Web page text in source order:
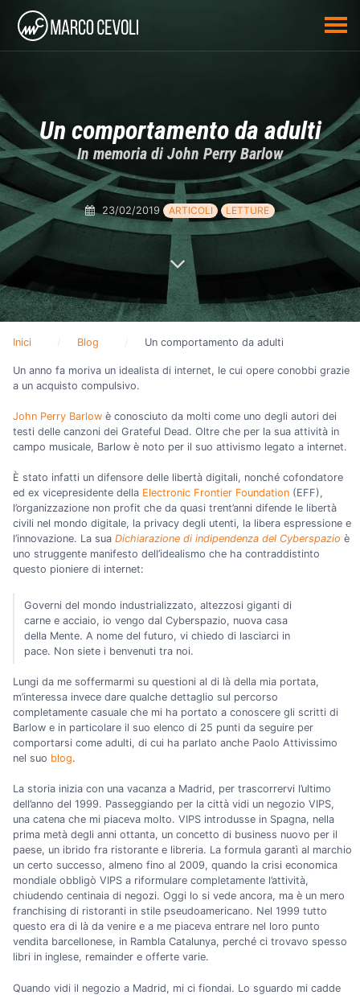
Un comportamento da adulti
In memoria di John Perry Barlow
23/02/2019 ARTICOLI LETTURE
Inici Blog Un comportamento da adulti
Un anno fa moriva un idealista di internet, le cui opere conobbi grazie
a un acquisto compulsivo.
John Perry Barlow è conosciuto da molti come uno degli autori dei
testi delle canzoni dei Grateful Dead. Oltre che per la sua attività in
campo musicale, Barlow è noto per il suo attivismo legato a internet.
È stato infatti un difensore delle libertà digitali, nonché cofondatore
ed ex vicepresidente della Electronic Frontier Foundation (EFF),
l’organizzazione non profit che da quasi trent’anni difende le libertà
civili nel mondo digitale, la privacy degli utenti, la libera espressione e
l’innovazione. La sua Dichiarazione di indipendenza del Cyberspazio è
uno struggente manifesto dell’idealismo che ha contraddistinto
questo pioniere di internet:
Governi del mondo industrializzato, altezzosi giganti di
carne e acciaio, io vengo dal Cyberspazio, nuova casa
della Mente. A nome del futuro, vi chiedo di lasciarci in
pace. Non siete i benvenuti tra noi.
Lungi da me soffermarmi su questioni al di là della mia portata,
m’interessa invece dare qualche dettaglio sul percorso
completamente casuale che mi ha portato a conoscere gli scritti di
Barlow e in particolare il suo elenco di 25 punti da seguire per
comportarsi come adulti, di cui ha parlato anche Paolo Attivissimo
nel suo blog.
La storia inizia con una vacanza a Madrid, per trascorrervi l’ultimo
dell’anno del 1999. Passeggiando per la città vidi un negozio VIPS,
una catena che mi piaceva molto. VIPS introdusse in Spagna, nella
prima metà degli anni ottanta, un concetto di business nuovo per il
paese, un ibrido fra ristorante e libreria. La formula garantì al marchio
un certo successo, almeno fino al 2009, quando la crisi economica
mondiale obbligò VIPS a riformulare completamente l’attività,
chiudendo centinaia di negozi. Oggi lo si vede ancora, ma è un mero
franchising di ristoranti in stile pseudoamericano. Nel 1999 tutto
questo era di là da venire e a me piaceva entrare nel loro punto
vendita barcellonese, in Rambla Catalunya, perché ci trovavo spesso
libri in inglese, remainder e offerte varie.
Quando vidi il negozio a Madrid, mi ci fiondai. Lo sguardo mi cadde